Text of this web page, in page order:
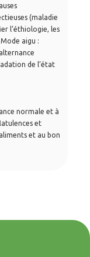
(maladie
l’éthiologie, les
aigu :
de l’état
normale et à
et
et au bon